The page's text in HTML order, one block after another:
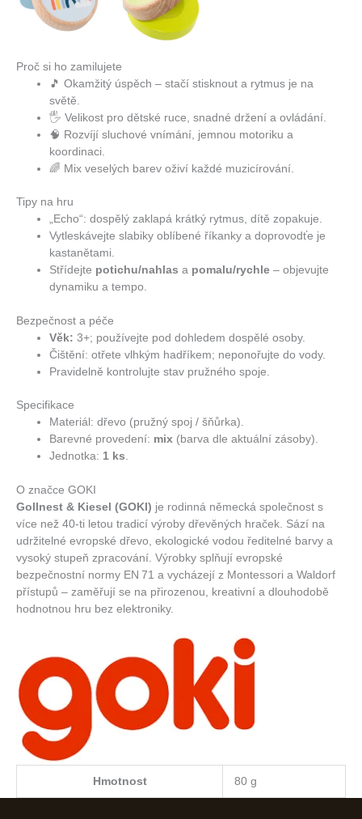
Proč si ho zamilujete
🎵 Okamžitý úspěch – stačí stisknout a rytmus je na
světě.
🖐️ Velikost pro dětské ruce, snadné držení a ovládání.
🧠 Rozvíjí sluchové vnímání, jemnou motoriku a
koordinaci.
🌈 Mix veselých barev oživí každé muzicírování.
Tipy na hru
„Echo“: dospělý zaklapá krátký rytmus, dítě zopakuje.
Vytleskávejte slabiky oblíbené říkanky a doprovodťe je
kastanětami.
Střídejte potichu/nahlas a pomalu/rychle – objevujte
dynamiku a tempo.
Bezpečnost a péče
Věk: 3+; používejte pod dohledem dospělé osoby.
Čištění: otřete vlhkým hadříkem; neponořujte do vody.
Pravidelně kontrolujte stav pružného spoje.
Specifikace
Materiál: dřevo (pružný spoj / šňůrka).
Barevné provedení: mix (barva dle aktuální zásoby).
Jednotka: 1 ks.
O značce GOKI
Gollnest & Kiesel (GOKI) je rodinná německá společnost s
více než 40-ti letou tradicí výroby dřevěných hraček. Sází na
udržitelné evropské dřevo, ekologické vodou ředitelné barvy a
vysoký stupeň zpracování. Výrobky splňují evropské
bezpečnostní normy EN 71 a vycházejí z Montessori a Waldorf
přístupů – zaměřují se na přirozenou, kreativní a dlouhodobě
hodnotnou hru bez elektroniky.
Hmotnost 80 g